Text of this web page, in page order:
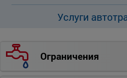
Услуги
Ограничения